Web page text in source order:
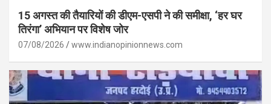
15 अगस्त की तैयारियों की डीएम-एसपी ने की समीक्षा, ‘हर घर
तिरंगा’ अभियान पर विशेष जोर
07/08/2026 www.indianopinionnews.com